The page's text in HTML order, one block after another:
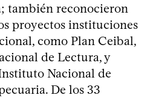
también reconocieron
proyectos instituciones
como Plan Ceibal,
de Lectura, y
Nacional de
De los 33